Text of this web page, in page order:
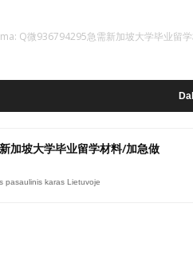
Q微936794295急需新加坡大学毕业留
加坡大学毕业留学材料/加急做
pasaulinis karas Lietuvoje